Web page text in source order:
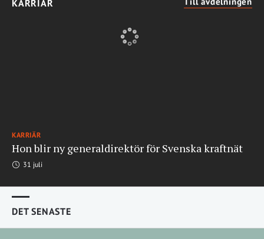
KARRIÄR
KARRIÄR
Hon blir ny generaldirektör för Svenska kraftnät
31 juli
DET SENASTE